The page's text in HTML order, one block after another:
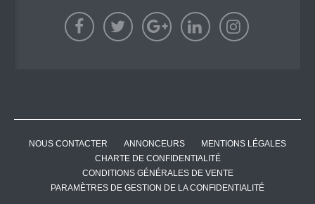
NOUS CONTACTER ANNONCEURS
MENTIONS LÉGALES
CHARTE DE CONFIDENTIALITÉ
CONDITIONS GÉNÉRALES DE VENTE
PARAMÈTRES DE GESTION DE LA CONFIDENTIALITÉ